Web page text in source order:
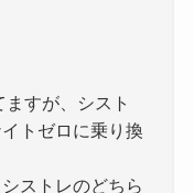
すが、シスト
トゼロに乗り換
ストレのどちら